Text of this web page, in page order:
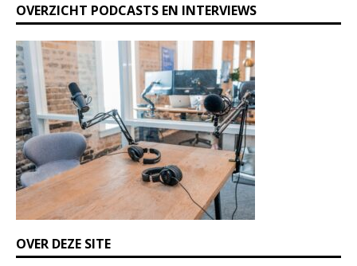
t
h
i
s
f
i
e
l
d
b
l
n
k
.
OVERZICHT PODCASTS EN INTERVIEWS
OVER DEZE SITE